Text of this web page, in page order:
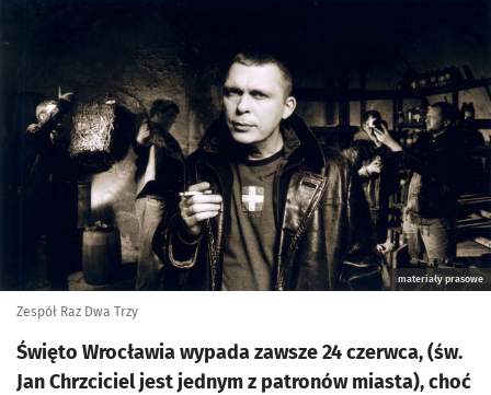
materiały prasowe
Zespół Raz Dwa Trzy
Święto Wrocławia wypada zawsze 24 czerwca, (św.
Jan Chrzciciel jest jednym z patronów miasta), choć